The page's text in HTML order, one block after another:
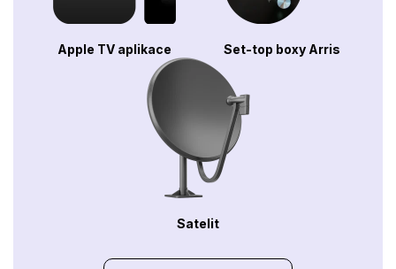
Apple TV aplikace Set-top boxy Arris
Satelit